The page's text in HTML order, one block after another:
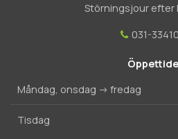
Störningsjour efter
031-
Måndag, onsdag -> fredag
Tisdag